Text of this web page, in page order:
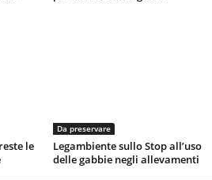
le
Da preservare
Legambiente sullo Stop all’uso
delle gabbie negli allevamenti